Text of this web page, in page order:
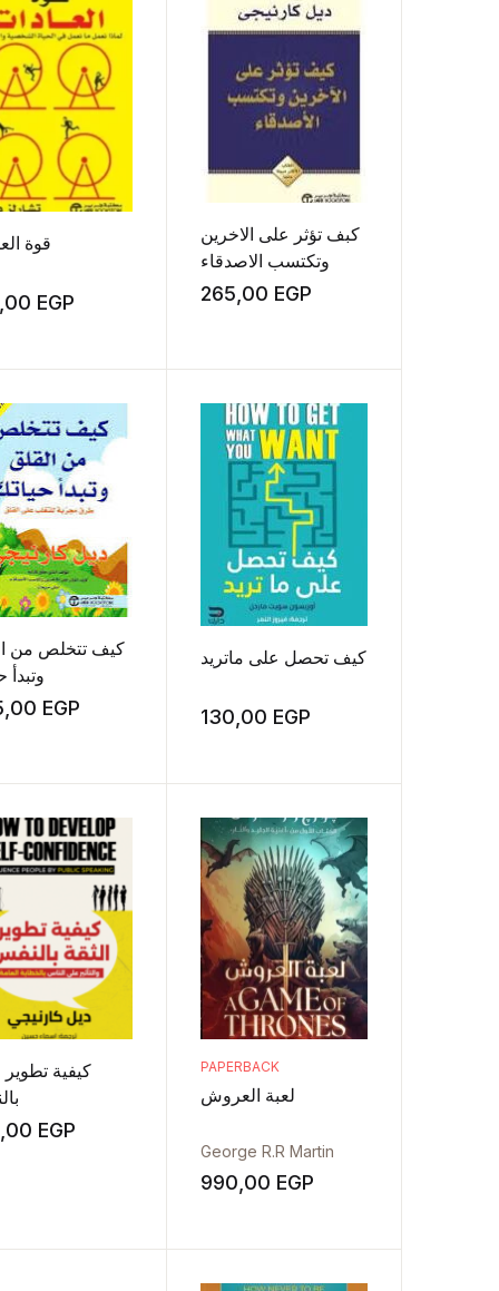
قوة
EGP
كبف تؤثر على الاخرين
وتكتسب الاصدقاء
265,00 EGP
كيف تتخلص من
وتبدأ
EGP
كيف تحصل على ماتريد
130,00 EGP
كيفية تطوير
EGP
PAPERBACK
لعبة العروش
George R.R Martin
990,00 EGP